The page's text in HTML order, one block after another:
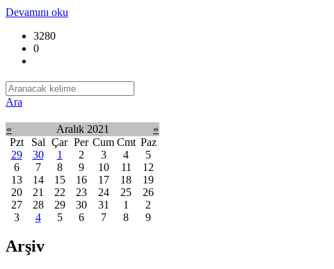
Devamını oku
3280
0
Ara
« Aralık 2021
»
Pzt
Sal Çar Per Cum Cmt Paz
29
30 1 2 3 4
5
6
7 8 9 10 11
12
13
14 15 16 17 18
19
20
21 22 23 24 25
26
27
28 29 30 31 1
2
3
4 5 6 7 8 9
Arşiv